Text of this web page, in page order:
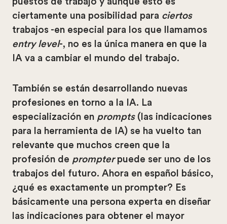
ciertamente una posibilidad para ciertos
trabajos -en especial para los que llamamos
entry level-, no es la única manera en que la
IA va a cambiar el mundo del trabajo.
También se están desarrollando nuevas
profesiones en torno a la IA. La
especialización en prompts(las indicaciones
para la herramienta de IA) se ha vuelto tan
relevante que muchos creen que la
profesión de prompterpuede ser uno de los
trabajos del futuro. Ahora en español básico,
¿qué es exactamente un prompter? Es
básicamente una persona experta en diseñar
las indicaciones para obtener el mayor